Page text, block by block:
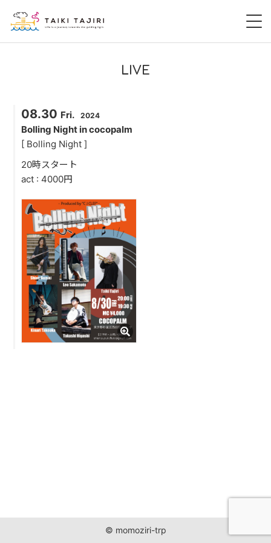
DISCOGRAPHY
VIDEO
JUST ONE WORLD PROJECT
CONTACT
LIVE
08.30 Fri. 2024
Bolling Night in cocopalm
[ Bolling Night ]
20時スタート
act : 4000円
© momoziri-trp